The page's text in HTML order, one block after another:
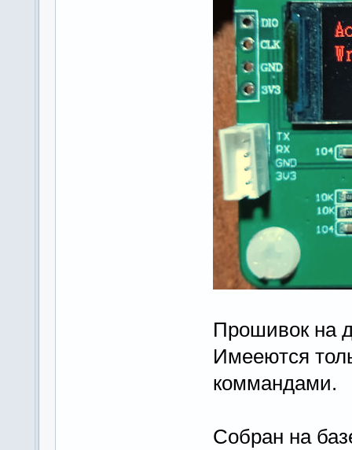
Прошивок на
Имееются
коммандами.
Собран на